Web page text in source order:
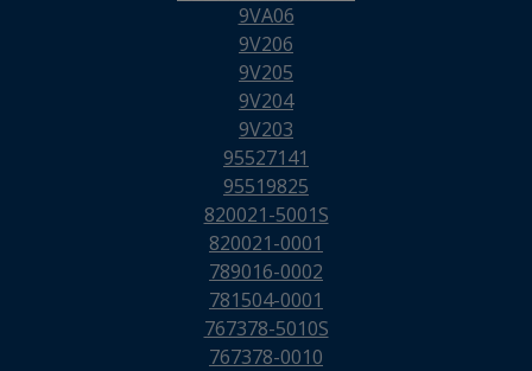
9VA06
9V206
9V205
9V204
9V203
95527141
95519825
820021-5001S
820021-0001
789016-0002
781504-0001
767378-5010S
767378-0010